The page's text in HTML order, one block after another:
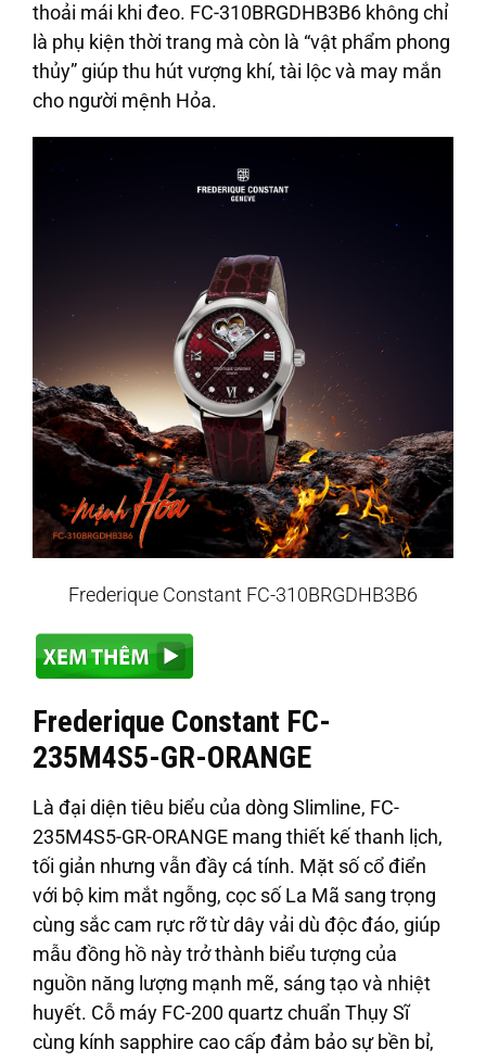
thoải mái khi đeo. FC-310BRGDHB3B6 không chỉ
là phụ kiện thời trang mà còn là “vật phẩm phong
thủy” giúp thu hút vượng khí, tài lộc và may mắn
cho người mệnh Hỏa.
Frederique Constant FC-310BRGDHB3B6
Frederique Constant FC-
235M4S5-GR-ORANGE
Là đại diện tiêu biểu của dòng Slimline, FC-
235M4S5-GR-ORANGE mang thiết kế thanh lịch,
tối giản nhưng vẫn đầy cá tính. Mặt số cổ điển
với bộ kim mắt ngỗng, cọc số La Mã sang trọng
cùng sắc cam rực rỡ từ dây vải dù độc đáo, giúp
mẫu đồng hồ này trở thành biểu tượng của
nguồn năng lượng mạnh mẽ, sáng tạo và nhiệt
huyết. Cỗ máy FC-200 quartz chuẩn Thụy Sĩ
cùng kính sapphire cao cấp đảm bảo sự bền bỉ,